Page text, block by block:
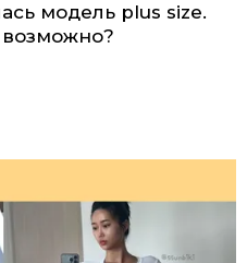
модель plus size.
возможно?